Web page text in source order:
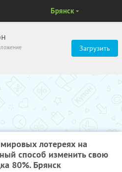
Загрузить
Брянск
лотереях на
способ изменить свою
80%. Брянск